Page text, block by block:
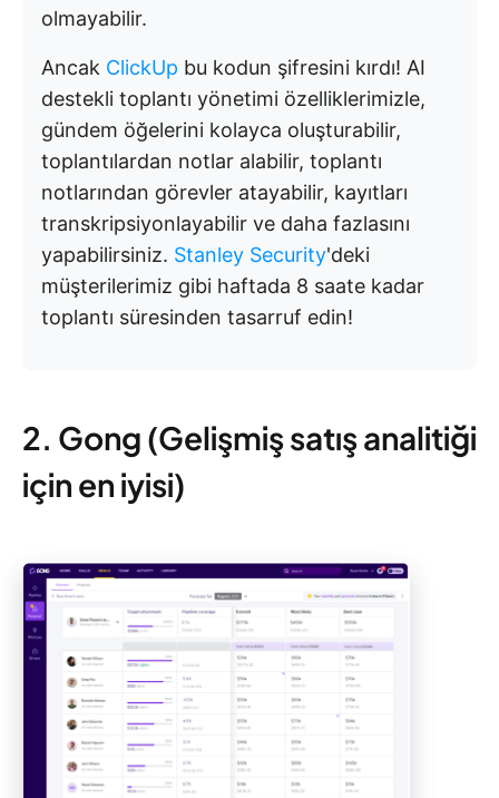
olmayabilir.
Ancak ClickUp bu kodun şifresini kırdı! AI
destekli toplantı yönetimi özelliklerimizle,
gündem öğelerini kolayca oluşturabilir,
toplantılardan notlar alabilir, toplantı
notlarından görevler atayabilir, kayıtları
transkripsiyonlayabilir ve daha fazlasını
yapabilirsiniz. Stanley Security'deki
müşterilerimiz gibi haftada 8 saate kadar
toplantı süresinden tasarruf edin!
2. Gong (Gelişmiş satış analitiği
için en iyisi)